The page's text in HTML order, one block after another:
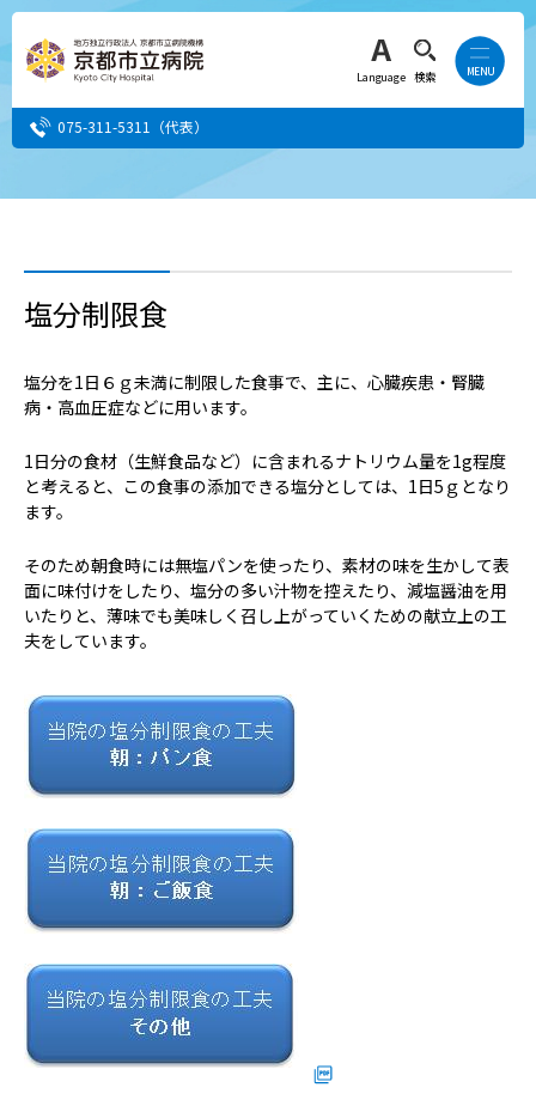
Language 検索
075-311-5311 （代表）
当院へ就職希望の方
事業者・その他の方
当院の魅力
ご意見箱
塩分制限食
塩分を1日６ｇ未満に制限した食事で、主に、心臓疾患・腎臓
病・高血圧症などに用います。
1日分の食材（生鮮食品など）に含まれるナトリウム量を1g程度
と考えると、この食事の添加できる塩分としては、1日5ｇとなり
ます。
そのため朝食時には無塩パンを使ったり、素材の味を生かして表
面に味付けをしたり、塩分の多い汁物を控えたり、減塩醤油を用
いたりと、薄味でも美味しく召し上がっていくための献立上の工
夫をしています。